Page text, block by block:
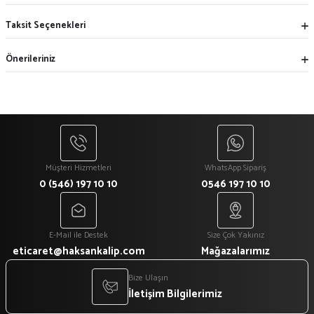
Taksit Seçenekleri
Önerileriniz
Müşteri Hizmetleri
0 (546) 197 10 10
WhatsApp Sipariş
0546 197 10 10
E-Mail ile Destek
eticaret@haksankalip.com
Size Çok Yakınız
Mağazalarımız
Bize Ulaşın
İletişim Bilgilerimiz